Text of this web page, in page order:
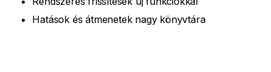
Hatások és átmenetek nagy könyvtára